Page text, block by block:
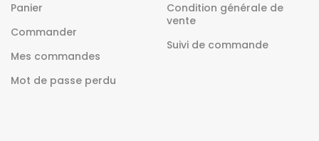
Panier
Commander
Mes commandes
Mot de passe perdu
Condition générale de
vente
Suivi de commande